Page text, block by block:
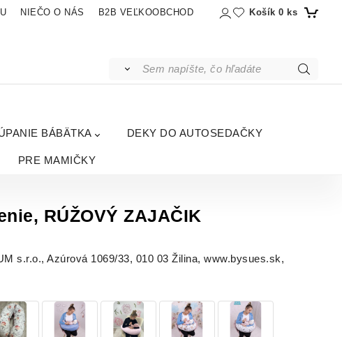
NIEČO O NÁS B2B VEĽKOOBCHOD Košík 0 ks
BÁBÄTKA DEKY DO AUTOSEDAČKY
PRE MAMIČKY
RÚŽOVÝ ZAJAČIK
s.r.o., Azúrová 1069/33, 010 03 Žilina, www.bysues.sk,